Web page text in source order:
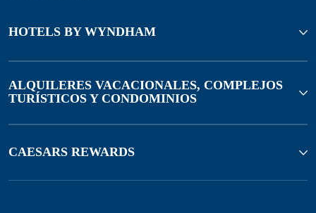
HOTELS BY WYNDHAM
ALQUILERES VACACIONALES, COMPLEJOS
TURÍSTICOS Y CONDOMINIOS
CAESARS REWARDS